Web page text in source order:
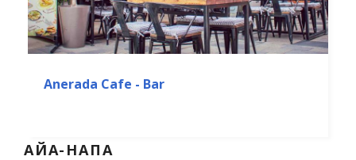
Anerada Cafe - Bar
АЙА-НАПА